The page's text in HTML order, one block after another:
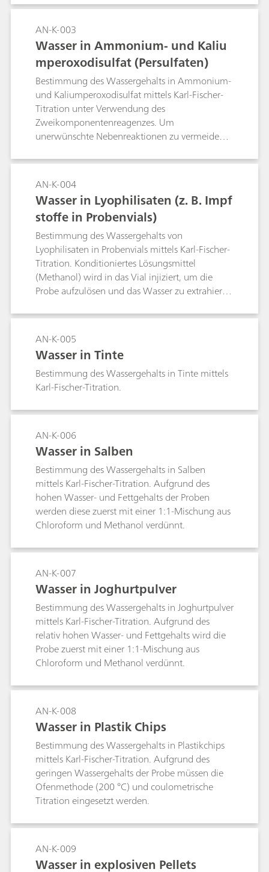
einen hohen Schwefeldioxid- und
Aminüberschuss im Titriergefäss zu sichern.)
AN-K-003
Wasser in Ammonium- und Kaliu
mperoxodisulfat (Persulfaten)
Bestimmung des Wassergehalts in Ammonium-
und Kaliumperoxodisulfat mittels Karl-Fischer-
Titration unter Verwendung des
Zweikomponentenreagenzes. Um
unerwünschte Nebenreaktionen zu vermeiden,
Kalilumsalz im Lösungsmittel unlöslich ist, wird
zur Auflösung der Salzpartikel ein
Hochfrequenz-Homogenisator eingesetzt.
AN-K-004
Wasser in Lyophilisaten (z. B. Impf
stoffe in Probenvials)
Bestimmung des Wassergehalts von
Lyophilisaten in Probenvials mittels Karl-Fischer-
Titration. Konditioniertes Lösungsmittel
(Methanol) wird in das Vial injiziert, um die
Probe aufzulösen und das Wasser zu extrahieren
Probenvials in das Titriergefäss überführt, um die
automatische Bestimmung durchzuführen.
AN-K-005
Wasser in Tinte
Bestimmung des Wassergehalts in Tinte mittels
Karl-Fischer-Titration.
AN-K-006
Wasser in Salben
Bestimmung des Wassergehalts in Salben
mittels Karl-Fischer-Titration. Aufgrund des
hohen Wasser- und Fettgehalts der Proben
werden diese zuerst mit einer 1:1-Mischung aus
Chloroform und Methanol verdünnt.
AN-K-007
Wasser in Joghurtpulver
Bestimmung des Wassergehalts in Joghurtpulver
mittels Karl-Fischer-Titration. Aufgrund des
relativ hohen Wasser- und Fettgehalts wird die
Probe zuerst mit einer 1:1-Mischung aus
Chloroform und Methanol verdünnt.
AN-K-008
Wasser in Plastik Chips
Bestimmung des Wassergehalts in Plastikchips
mittels Karl-Fischer-Titration. Aufgrund des
geringen Wassergehalts der Probe müssen die
Ofenmethode (200 °C) und coulometrische
Titration eingesetzt werden.
AN-K-009
Wasser in explosiven Pellets